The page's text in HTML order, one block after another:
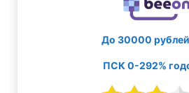
До 30000
ПСК 0-292%